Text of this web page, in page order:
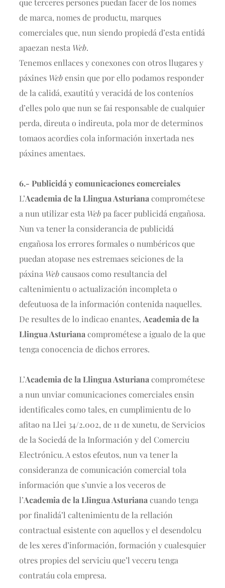
que terceres persones puedan facer de los nomes
de marca, nomes de productu, marques
comerciales que, nun siendo propiedá d’esta entidá
apaezan nesta Web.
Tenemos enllaces y conexones con otros llugares y
páxines Webensin que por ello podamos responder
de la calidá, exautitú y veracidá de los conteníos
d’elles polo que nun se fai responsable de cualquier
perda, direuta o indireuta, pola mor de determinos
tomaos acordies cola información inxertada nes
páxines amentaes.
6.- Publicidá y comunicaciones comerciales
L’Academia de la Llingua Asturiana comprométese
a nun utilizar esta Web pa facer publicidá engañosa.
Nun va tener la considerancia de publicidá
engañosa los errores formales o numbéricos que
puedan atopase nes estremaes seiciones de la
páxina Webcausaos como resultancia del
caltenimientu o actualización incompleta o
defeutuosa de la información contenida naquelles.
De resultes de lo indicao enantes, Academia de la
Llingua Asturiana comprométese a igualo de la que
tenga conocencia de dichos errores.
L’Academia de la Llingua Asturiana comprométese
a nun unviar comunicaciones comerciales ensin
identificales como tales, en cumplimientu de lo
afitao na Llei 34/2.002, de 11 de xunetu, de Servicios
de la Sociedá de la Información y del Comerciu
Electrónicu. A estos efeutos, nun va tener la
consideranza de comunicación comercial tola
información que s’unvie a los veceros de
l’Academia de la Llingua Asturiana cuando tenga
por finalidá’l caltenimientu de la rellación
contractual esistente con aquellos y el desendolcu
de les xeres d’información, formación y cualesquier
otres propies del serviciu que’l veceru tenga
contratáu cola empresa.